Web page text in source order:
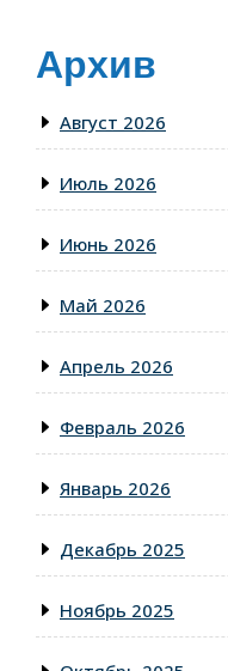
Архив
Август 2026
Июль 2026
Июнь 2026
Май 2026
Апрель 2026
Февраль 2026
Январь 2026
Декабрь 2025
Ноябрь 2025